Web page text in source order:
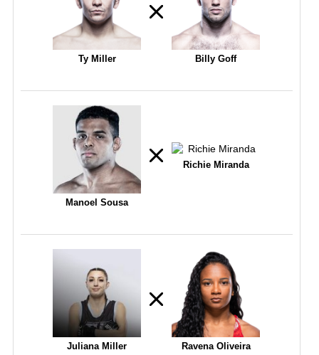
Ty Miller Billy Goff
Manoel Sousa
Richie Miranda
Juliana Miller Ravena Oliveira